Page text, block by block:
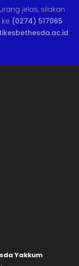
jelas, silakan
(0274) 517065
Yakkum